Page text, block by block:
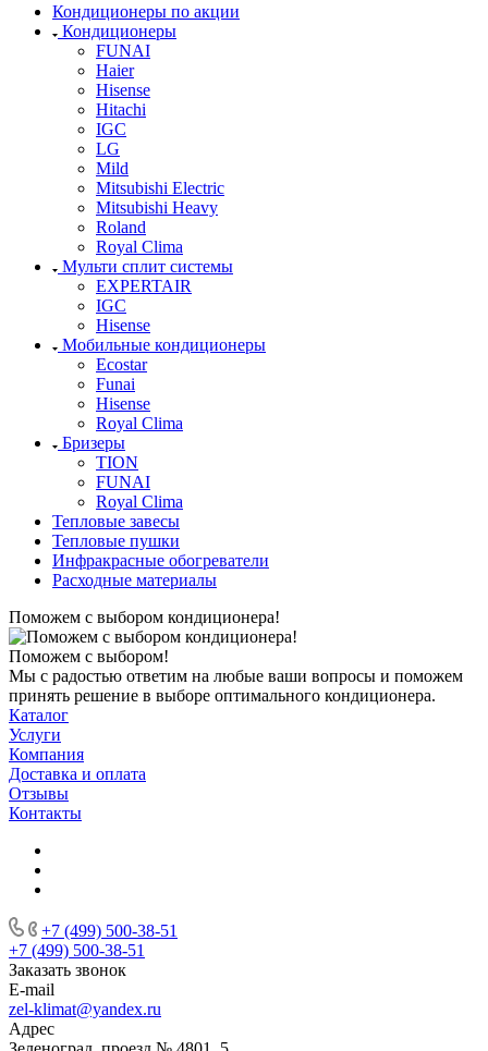
Кондиционеры по акции
Кондиционеры
FUNAI
Haier
Hisense
Hitachi
IGC
LG
Mild
Mitsubishi Electric
Mitsubishi Heavy
Roland
Royal Clima
Мульти сплит системы
EXPERTAIR
IGC
Hisense
Мобильные кондиционеры
Ecostar
Funai
Hisense
Royal Clima
Бризеры
TION
FUNAI
Royal Clima
Тепловые завесы
Тепловые пушки
Инфракрасные обогреватели
Расходные материалы
Поможем с выбором кондиционера!
Поможем с выбором!
Мы с радостью ответим на любые ваши вопросы и поможем
принять решение в выборе оптимального кондиционера.
Каталог
Услуги
Компания
Доставка и оплата
Отзывы
Контакты
+7 (499) 500-38-51
+7 (499) 500-38-51
Заказать звонок
E-mail
zel-klimat@yandex.ru
Адрес